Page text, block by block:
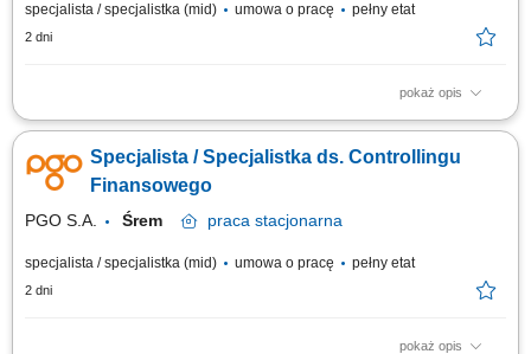
specjalista / specjalistka (mid) umowa o pracę pełny etat
2 dni
pokaż opis
KONTEKST STANOWISKA Stanowisko odpowiedzialne za pełny
miesięcznego zamknięcia wyników, przez budżetowanie i kontrolę
kosztów produkcji. Osoba na tym stanowisku jest głosem finansowym w
Specjalista / Specjalistka ds. Controllingu
Finansowego
PGO S.A. Śrem praca stacjonarna
specjalista / specjalistka (mid) umowa o pracę pełny etat
2 dni
pokaż opis